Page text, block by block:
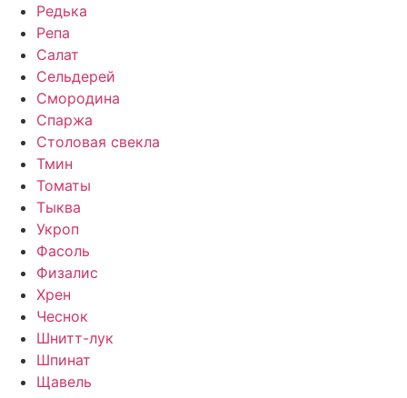
Редька
Репа
Салат
Сельдерей
Смородина
Спаржа
Столовая свекла
Тмин
Томаты
Тыква
Укроп
Фасоль
Физалис
Хрен
Чеснок
Шнитт-лук
Шпинат
Щавель